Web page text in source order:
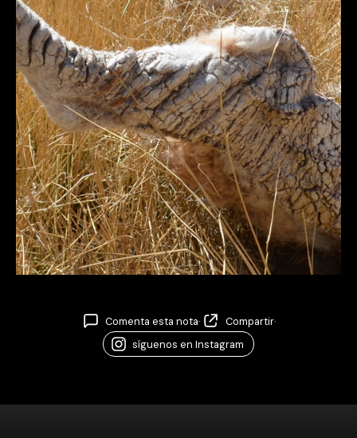
Comenta esta nota· Compartir·
síguenos en Instagram